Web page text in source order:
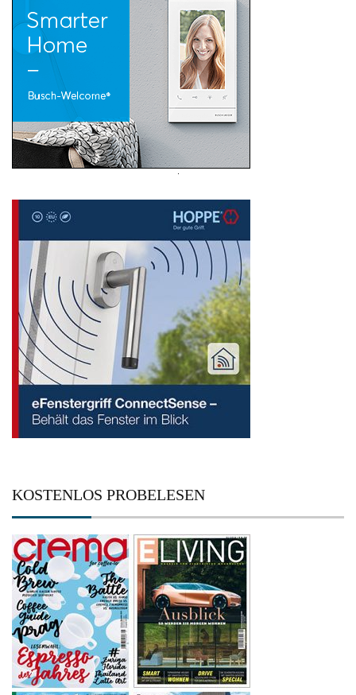
for:
KOSTENLOS PROBELESEN